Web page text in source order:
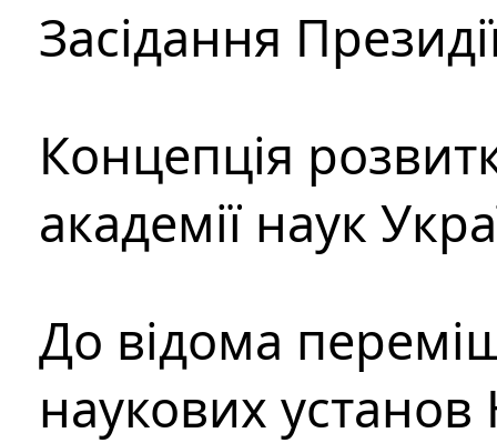
Засідання
Концепція
академії наук
До відома
наукових установ